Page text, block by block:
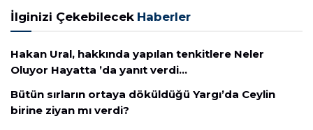
İlginizi Çekebilecek Haberler
Hakan Ural, hakkında yapılan tenkitlere Neler
Oluyor Hayatta ’da yanıt verdi…
Bütün sırların ortaya döküldüğü Yargı’da Ceylin
birine ziyan mı verdi?